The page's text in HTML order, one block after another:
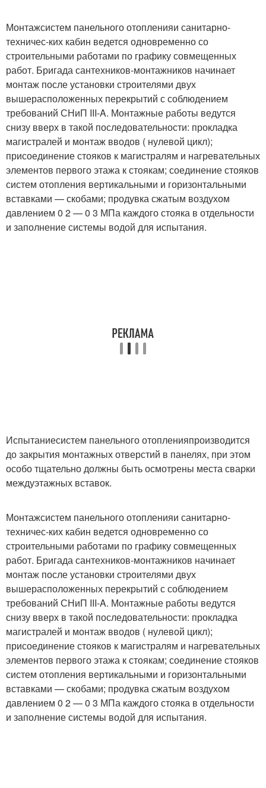
Монтажсистем панельного отопленияи санитарно-
техничес-ких кабин ведется одновременно со
строительными работами по графику совмещенных
работ. Бригада сантехников-монтажников начинает
монтаж после установки строителями двух
вышерасположенных перекрытий с соблюдением
требований СНиП III-A. Монтажные работы ведутся
снизу вверх в такой последовательности: прокладка
магистралей и монтаж вводов ( нулевой цикл);
присоединение стояков к магистралям и нагревательных
элементов первого этажа к стоякам; соединение стояков
систем отопления вертикальными и горизонтальными
вставками — скобами; продувка сжатым воздухом
давлением 0 2 — 0 3 МПа каждого стояка в отдельности
и заполнение системы водой для испытания.
Испытаниесистем панельного отопленияпроизводится
до закрытия монтажных отверстий в панелях, при этом
особо тщательно должны быть осмотрены места сварки
междуэтажных вставок.
Монтажсистем панельного отопленияи санитарно-
техничес-ких кабин ведется одновременно со
строительными работами по графику совмещенных
работ. Бригада сантехников-монтажников начинает
монтаж после установки строителями двух
вышерасположенных перекрытий с соблюдением
требований СНиП III-A. Монтажные работы ведутся
снизу вверх в такой последовательности: прокладка
магистралей и монтаж вводов ( нулевой цикл);
присоединение стояков к магистралям и нагревательных
элементов первого этажа к стоякам; соединение стояков
систем отопления вертикальными и горизонтальными
вставками — скобами; продувка сжатым воздухом
давлением 0 2 — 0 3 МПа каждого стояка в отдельности
и заполнение системы водой для испытания.